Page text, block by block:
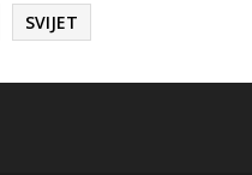
SVIJET